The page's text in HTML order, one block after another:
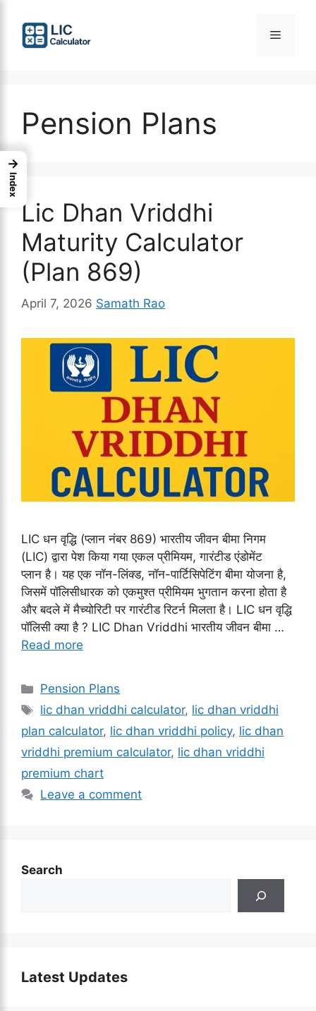
content
Menu
Pension Plans
Lic Dhan Vriddhi
Maturity Calculator
(Plan 869)
April 7, 2026 Samath Rao
LIC धन वृद्धि (प्लान नंबर 869) भारतीय जीवन बीमा निगम
(LIC) द्वारा पेश किया गया एकल प्रीमियम, गारंटीड एंडोमेंट
प्लान है। यह एक नॉन-लिंक्ड, नॉन-पार्टिसिपेटिंग बीमा योजना है,
जिसमें पॉलिसीधारक को एकमुश्त प्रीमियम भुगतान करना होता है
और बदले में मैच्योरिटी पर गारंटीड रिटर्न मिलता है। LIC धन वृद्धि
पॉलिसी क्या है ? LIC Dhan Vriddhi भारतीय जीवन बीमा …
Read more
Categories
Pension Plans
Tags
lic dhan vriddhi calculator, lic dhan vriddhi
plan calculator, lic dhan vriddhi policy, lic dhan
vriddhi premium calculator​, lic dhan vriddhi
premium chart
Leave a comment
Search
Latest Updates
→
Index